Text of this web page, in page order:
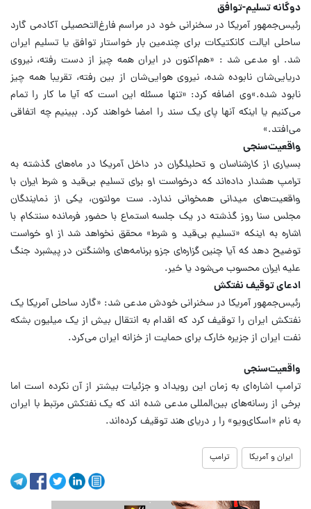
دوگانه تسلیم-توافق
رئیس‌جمهور آمریکا در سخنرانی خود در مراسم فارغ‌التحصیلی آکادمی گارد
ساحلی ایالت کانکتیکات برای چندمین بار خواستار توافق یا تسلیم ایران
شد. او مدعی شد : «هم‌اکنون در ایران همه چیز از دست رفته، نیروی
دریایی‌شان نابوده شده، نیروی هوایی‌شان از بین رفته، تقریبا همه چیز
نابود شده.»وی اضافه کرد: «تنها مسئله این است که آیا ما کار را تمام
می‌کنیم یا اینکه آنها پای یک سند را امضا خواهند کرد. ببینیم چه اتفاقی
می‌افتد.»
واقعیت‌سنجی
بسیاری از کارشناسان و تحلیلگران در داخل آمریکا در ماه‌های گذشته به
ترامپ هشدار داده‌اند که درخواست او برای تسلیم بی‌قید و شرط ایران با
واقعیت‌های میدانی همخوانی ندارد.ست مولتون، یکی از نمایندگان
مجلس سنا روز گذشته در یک جلسه استماع با حضور فرمانده سنتکام با
اشاره به اینکه «تسلیم بی‌قید و شرط» محقق نخواهد شد از او خواست
توضیح دهد که آیا چنین گزاره‌ای جزو برنامه‌های واشنگتن در پیشبرد جنگ
علیه ایران محسوب می‌شود یا خیر.
ادعای توقیف نفتکش
رئیس‌جمهور آمریکا در سخنرانی خودش مدعی شد: «گارد ساحلی آمریکا یک
نفتکش ایران را توقیف کرد که اقدام به انتقال بیش از یک میلیون بشکه
نفت ایران از جزیره خارک برای حمایت از خزانه ایران می‌کرد.
واقعیت‌سنجی
ترامپ اشاره‌ای به زمان این رویداد و جزئیات بیشتر از آن نکرده است اما
برخی از رسانه‌های بین‌المللی مدعی شده اند که یک نفتکش مرتبط با ایران
به نام «اسکای‌ویو» را ر دریای هند توقیف کرده‌اند.
ایران و آمریکا ترامپ